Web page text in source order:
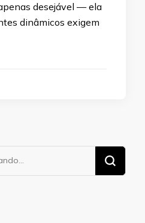
desejável — ela
dinâmicos exigem